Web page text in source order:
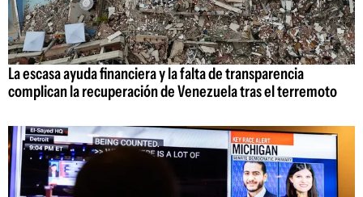
La escasa ayuda financiera y la falta de transparencia
complican la recuperación de Venezuela tras el terremoto